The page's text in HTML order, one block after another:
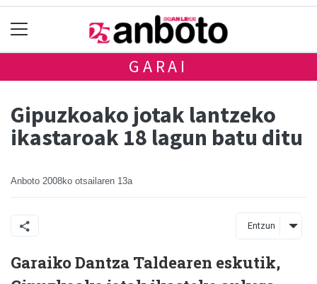
GARAI
Gipuzkoako jotak lantzeko
ikastaroak 18 lagun batu ditu
Anboto 2008ko otsailaren 13a
Entzun
Garaiko Dantza Taldearen eskutik,